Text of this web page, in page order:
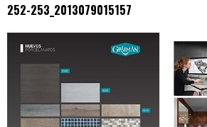
252-253_2013079015157